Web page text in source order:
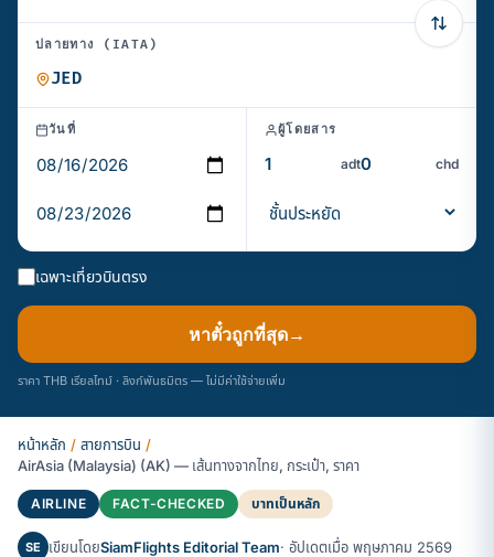
ปลายทาง (IATA)
วันที่ ผู้โดยสาร
adt chd
เฉพาะเที่ยวบินตรง
หาตั๋วถูกที่สุด→
ราคา THB เรียลไทม์ · ลิงก์พันธมิตร — ไม่มีค่าใช้จ่ายเพิ่ม
หน้าหลัก / สายการบิน /
AirAsia (Malaysia) (AK) — เส้นทางจากไทย, กระเป๋า, ราคา
AIRLINE FACT-CHECKED บาทเป็นหลัก
SE เขียนโดยSiamFlights Editorial Team· อัปเดตเมื่อ พฤษภาคม 2569